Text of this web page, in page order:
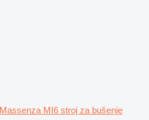
Massenza MI6 stroj za bušenje